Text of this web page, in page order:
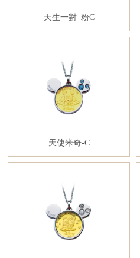
天生一對_粉C
天使米奇-C